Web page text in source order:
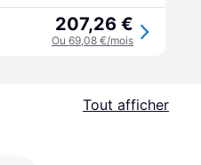
207,26 €
Ou 69,08 €/mois
Tout afficher